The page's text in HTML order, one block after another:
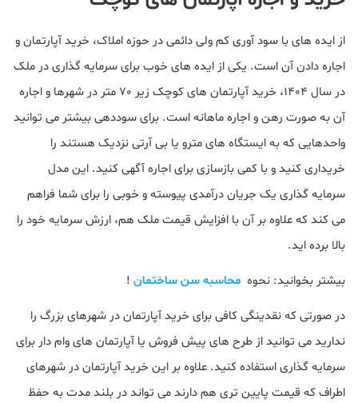
از ایده های با سود آوری کم ولی دائمی در حوزه املاک، خرید آپارتمان و
اجاره دادن آن است. یکی از ایده های خوب برای سرمایه گذاری در ملک
در سال 1404، خرید آپارتمان های کوچک زیر 70 متر در شهرها و اجاره
آن به صورت رهن و اجاره ماهانه است. برای سوددهی بیشتر می توانید
واحدهایی که به ایستگاه های مترو یا بی آرتی نزدیک هستند را
خریداری کنید و با کمی بازسازی برای اجاره آگهی کنید. این مدل
سرمایه گذاری یک جریان درآمدی پیوسته و خوبی را برای شما فراهم
می کند که علاوه بر آن با افزایش قیمت ملک هم، ارزش سرمایه خود را
بالا برده اید.
بیشتر بخوانید: نحوه محاسبه سن ساختمان !
در صورتی که نقدینگی کافی برای خرید آپارتمان در شهرهای بزرگ را
ندارید می توانید از طرح های پیش فروش یا آپارتمان های وام دار برای
سرمایه گذاری استفاده کنید. علاوه بر این خرید آپارتمان در شهرهای
اطراف که قیمت پایین تری هم دارند می تواند در بلند مدت به حفظ